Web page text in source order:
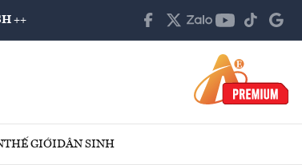
++
THẾ GIỚIDÂN SINH